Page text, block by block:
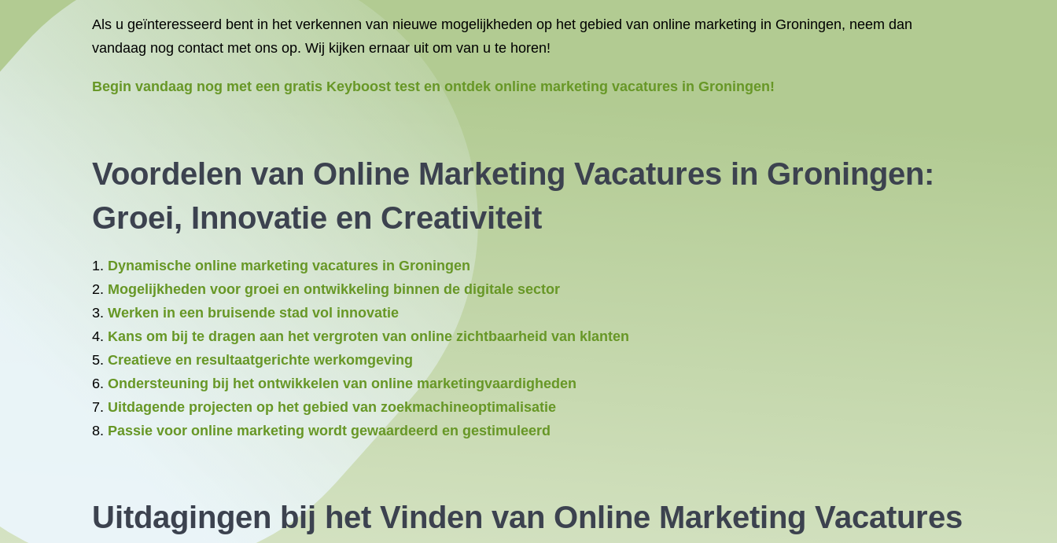
Als u geïnteresseerd bent in het verkennen van nieuwe mogelijkheden op het gebied van online marketing in Groningen, neem dan
vandaag nog contact met ons op. Wij kijken ernaar uit om van u te horen!
Begin vandaag nog met een gratis Keyboost test en ontdek online marketing vacatures in Groningen!
Voordelen van Online Marketing Vacatures in Groningen:
Groei, Innovatie en Creativiteit
Dynamische online marketing vacatures in Groningen
Mogelijkheden voor groei en ontwikkeling binnen de digitale sector
Werken in een bruisende stad vol innovatie
Kans om bij te dragen aan het vergroten van online zichtbaarheid van klanten
Creatieve en resultaatgerichte werkomgeving
Ondersteuning bij het ontwikkelen van online marketingvaardigheden
Uitdagende projecten op het gebied van zoekmachineoptimalisatie
Passie voor online marketing wordt gewaardeerd en gestimuleerd
Uitdagingen bij het Vinden van Online Marketing Vacatures